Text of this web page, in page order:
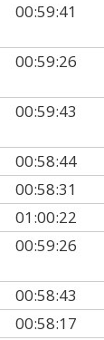
00:59:41
00:59:26
00:59:43
00:58:44
00:58:31
01:00:22
00:59:26
00:58:43
00:58:17